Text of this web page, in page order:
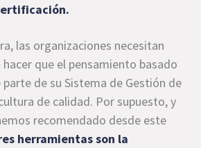
las organizaciones necesitan
que el pensamiento basado
de su Sistema de Gestión de
de calidad. Por supuesto, y
recomendado desde este
herramientas son la